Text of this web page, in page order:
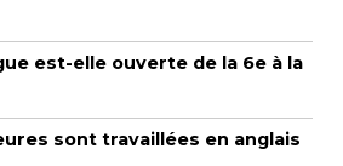
est-elle ouverte de la 6e à la
sont travaillées en anglais